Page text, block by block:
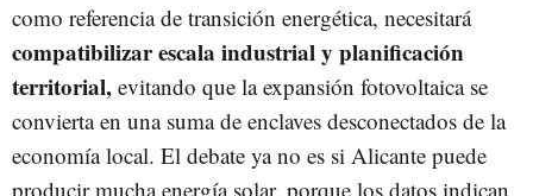
como referencia de transición energética, necesitará
compatibilizar escala industrial y planificación
territorial, evitando que la expansión fotovoltaica se
convierta en una suma de enclaves desconectados de la
economía local. El debate ya no es si Alicante puede
producir mucha energía solar, porque los datos indican